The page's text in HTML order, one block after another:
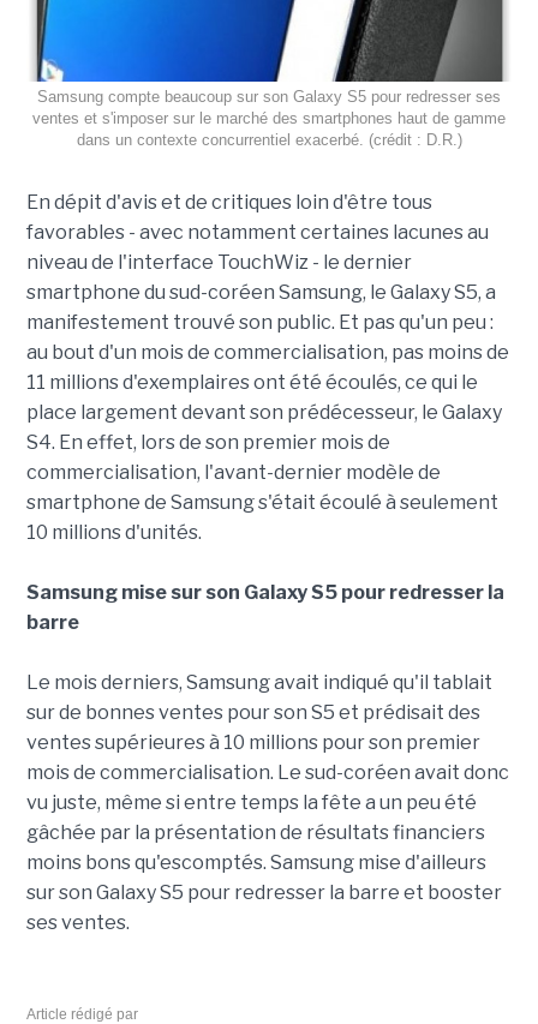
Samsung compte beaucoup sur son Galaxy S5 pour redresser ses
ventes et s'imposer sur le marché des smartphones haut de gamme
dans un contexte concurrentiel exacerbé. (crédit : D.R.)
En dépit d'avis et de critiques loin d'être tous
favorables - avec notamment certaines lacunes au
niveau de l'interface TouchWiz - le dernier
smartphone du sud-coréen Samsung, le Galaxy S5, a
manifestement trouvé son public. Et pas qu'un peu :
au bout d'un mois de commercialisation, pas moins de
11 millions d'exemplaires ont été écoulés, ce qui le
place largement devant son prédécesseur, le Galaxy
S4. En effet, lors de son premier mois de
commercialisation, l'avant-dernier modèle de
smartphone de Samsung s'était écoulé à seulement
10 millions d'unités.
Samsung mise sur son Galaxy S5 pour redresser la
barre
Le mois derniers, Samsung avait indiqué qu'il tablait
sur de bonnes ventes pour son S5 et prédisait des
ventes supérieures à 10 millions pour son premier
mois de commercialisation. Le sud-coréen avait donc
vu juste, même si entre temps la fête a un peu été
gâchée par la présentation de résultats financiers
moins bons qu'escomptés. Samsung mise d'ailleurs
sur son Galaxy S5 pour redresser la barre et booster
ses ventes.
Article rédigé par